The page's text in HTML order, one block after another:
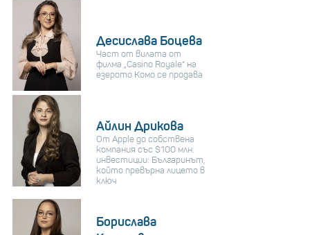
Десислава Боцева
Част от вилата от
филма „Casino Royale“ на
езерото Комо се продава
Айлин Дрикова
От Apple до собствена
компания със $100 млн.
инвестиции: Българинът,
който превърна лицето в
ключ
Борислава